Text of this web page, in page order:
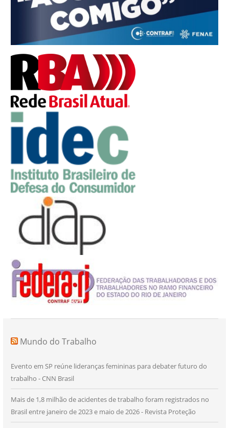
Mundo do Trabalho
Evento em SP reúne lideranças femininas para debater futuro do
trabalho - CNN Brasil
Mais de 1,8 milhão de acidentes de trabalho foram registrados no
Brasil entre janeiro de 2023 e maio de 2026 - Revista Proteção